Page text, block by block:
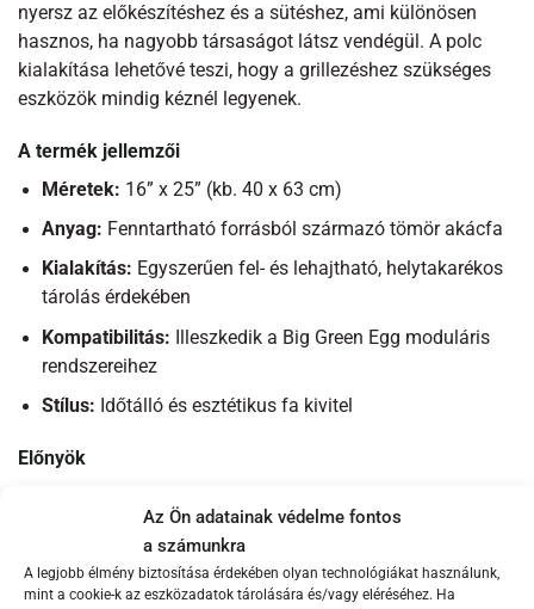
Az Ön adatainak védelme fontos
a számunkra
A legjobb élmény biztosítása érdekében olyan technológiákat használunk,
mint a cookie-k az eszközadatok tárolására és/vagy eléréséhez. Ha
nyersz az előkészítéshez és a sütéshez, ami különösen
hasznos, ha nagyobb társaságot látsz vendégül. A polc
kialakítása lehetővé teszi, hogy a grillezéshez szükséges
eszközök mindig kéznél legyenek.
A termék jellemzői
Méretek: 16” x 25” (kb. 40 x 63 cm)
Anyag: Fenntartható forrásból származó tömör akácfa
Kialakítás: Egyszerűen fel- és lehajtható, helytakarékos
tárolás érdekében
Kompatibilitás: Illeszkedik a Big Green Egg moduláris
rendszereihez
Stílus: Időtálló és esztétikus fa kivitel
Előnyök
hanem esztétikailag is vonzó kiegészítő. Az akácfa anyag
természetes szépsége bármelyik kültéri környezetbe illik,
miközben kiválóan ellenáll az időjárás viszontagságainak.